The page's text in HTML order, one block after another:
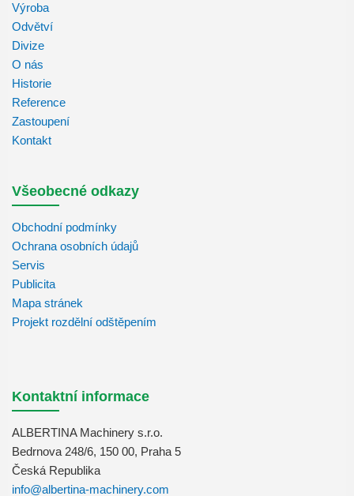
Výroba
Odvětví
Divize
O nás
Historie
Reference
Zastoupení
Kontakt
Všeobecné odkazy
Obchodní podmínky
Ochrana osobních údajů
Servis
Publicita
Mapa stránek
Projekt rozdělní odštěpením
Kontaktní informace
ALBERTINA Machinery s.r.o.
Bedrnova 248/6, 150 00, Praha 5
Česká Republika
info@albertina-machinery.com